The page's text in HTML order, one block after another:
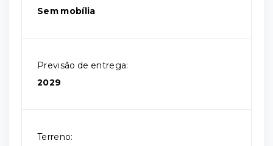
Sem mobília
Previsão de entrega:
2029
Terreno: